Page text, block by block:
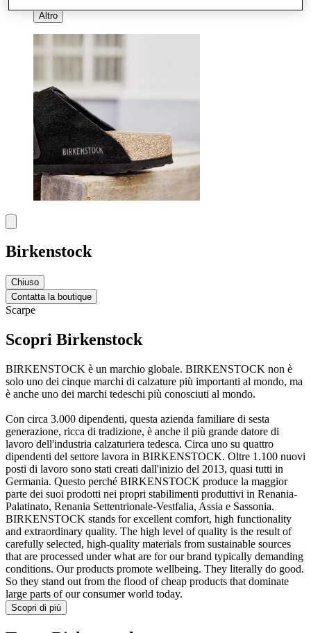
Altro
Birkenstock
Chiuso
Contatta la boutique
Scarpe
Scopri Birkenstock
BIRKENSTOCK è un marchio globale. BIRKENSTOCK non è
solo uno dei cinque marchi di calzature più importanti al mondo, ma
è anche uno dei marchi tedeschi più conosciuti al mondo.
Con circa 3.000 dipendenti, questa azienda familiare di sesta
generazione, ricca di tradizione, è anche il più grande datore di
lavoro dell'industria calzaturiera tedesca. Circa uno su quattro
dipendenti del settore lavora in BIRKENSTOCK. Oltre 1.100 nuovi
posti di lavoro sono stati creati dall'inizio del 2013, quasi tutti in
Germania. Questo perché BIRKENSTOCK produce la maggior
parte dei suoi prodotti nei propri stabilimenti produttivi in Renania-
Palatinato, Renania Settentrionale-Vestfalia, Assia e Sassonia.
BIRKENSTOCK stands for excellent comfort, high functionality
and extraordinary quality. The high level of quality is the result of
carefully selected, high-quality materials from sustainable sources
that are processed under what are for our brand typically demanding
conditions. Our products promote wellbeing. They literally do good.
So they stand out from the flood of cheap products that dominate
large parts of our consumer world today.
Scopri di più